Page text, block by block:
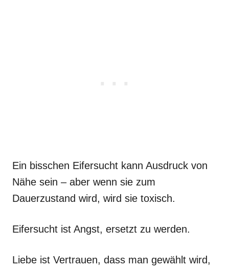
Ein bisschen Eifersucht kann Ausdruck von
Nähe sein – aber wenn sie zum
Dauerzustand wird, wird sie toxisch.
Eifersucht ist Angst, ersetzt zu werden.
Liebe ist Vertrauen, dass man gewählt wird,